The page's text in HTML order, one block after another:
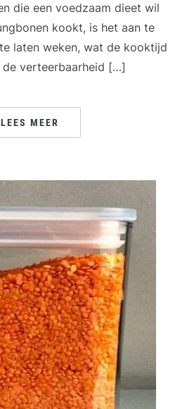
die een voedzaam dieet wil
kookt, is het aan te
laten weken, wat de kooktijd
verteerbaarheid […]
LEES MEER